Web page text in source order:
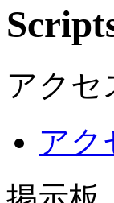
アクセ
アク